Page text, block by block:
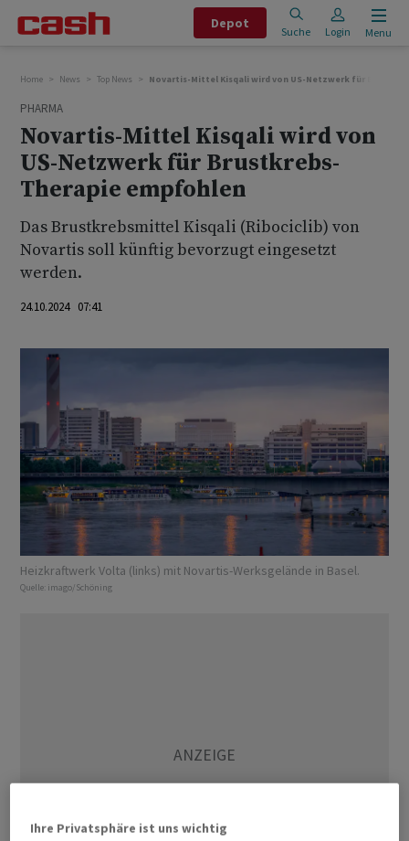
Depot
Suche Login Menu
Home News Top News Novartis-Mittel Kisqali wird von US-Netzwerk für
PHARMA
Novartis-Mittel Kisqali wird von
US-Netzwerk für Brustkrebs-
Therapie empfohlen
Das Brustkrebsmittel Kisqali (Ribociclib) von
Novartis soll künftig bevorzugt eingesetzt
werden.
24.10.2024 07:41
Heizkraftwerk Volta (links) mit Novartis-Werksgelände in Basel.
Quelle: imago/Schöning
Ihre Privatsphäre ist uns wichtig